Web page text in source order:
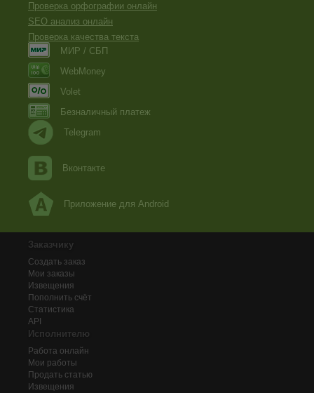
Проверка орфографии онлайн
SEO анализ онлайн
Проверка качества текста
МИР / СБП
WebMoney
Volet
Безналичный платеж
Telegram
Вконтакте
Приложение для Android
Заказчику
Создать заказ
Мои заказы
Извещения
Пополнить счёт
Статистика
API
Исполнителю
Работа онлайн
Мои работы
Продать статью
Извещения